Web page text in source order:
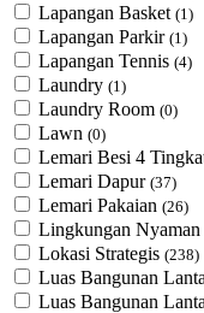
Lapangan Basket (1)
Lapangan Parkir (1)
Lapangan Tennis (4)
Laundry (1)
Laundry Room (0)
Lawn (0)
Lemari Besi 4
Lemari Dapur (37)
Lemari Pakaian (26)
Lingkungan Nyaman
Lokasi Strategis (238)
Luas Bangunan
Luas Bangunan